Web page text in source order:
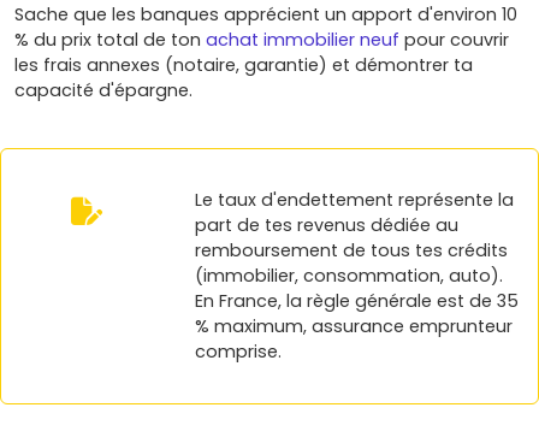
Sache que les banques apprécient un apport d'environ 10
% du prix total de ton achat immobilier neuf pour couvrir
les frais annexes (notaire, garantie) et démontrer ta
capacité d'épargne.
Le taux d'endettement représente la
part de tes revenus dédiée au
remboursement de tous tes crédits
(immobilier, consommation, auto).
En France, la règle générale est de 35
% maximum, assurance emprunteur
comprise.